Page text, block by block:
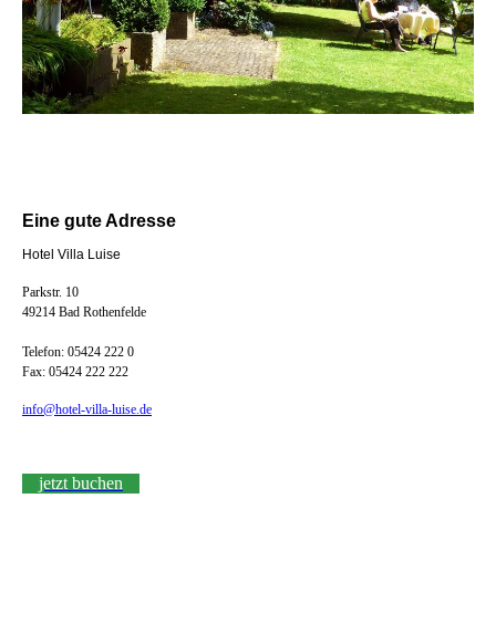
Eine gute Adresse
Hotel Villa Luise
Parkstr. 10
49214 Bad Rothenfelde
Telefon: 05424 222 0
Fax: 05424 222 222
info@hotel-villa-luise.de
jetzt buchen